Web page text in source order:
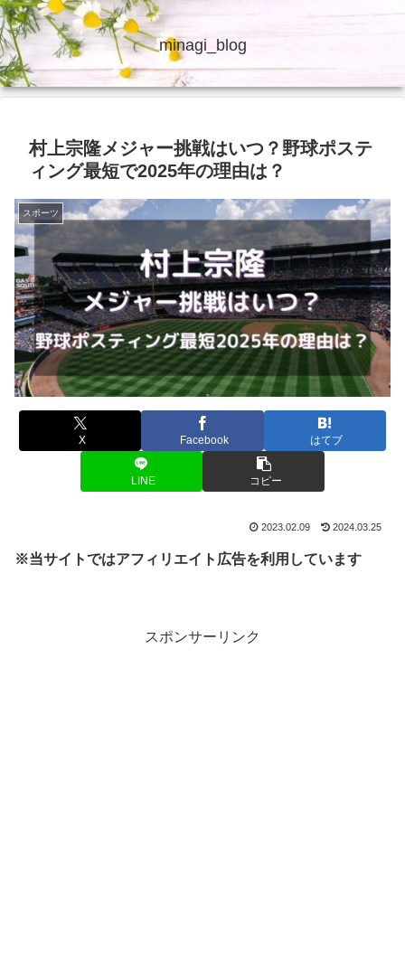
minagi_blog
村上宗隆メジャー挑戦はいつ？野球ポステ
ィング最短で2025年の理由は？
スポーツ
X Facebook はてブ
LINE コピー
2023.02.09 2024.03.25
※当サイトではアフィリエイト広告を利用しています
スポンサーリンク